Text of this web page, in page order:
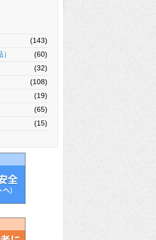
(143)
(60)
(32)
(108)
(19)
(65)
(15)